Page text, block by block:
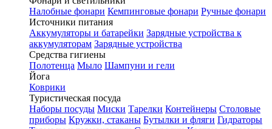
Налобные фонари Кемпинговые фонари Ручные фонари
Источники питания
Аккумуляторы и батарейки Зарядные устройства к
аккумуляторам Зарядные устройства
Средства гигиены
Полотенца Мыло Шампуни и гели
Йога
Коврики
Туристическая посуда
Наборы посуды Миски Тарелки Контейнеры Столовые
приборы Кружки, стаканы Бутылки и фляги Гидраторы